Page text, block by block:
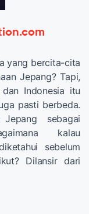
yang bercita-cita
Jepang? Tapi,
Indonesia itu
pasti berbeda.
Jepang sebagai
kalau
sebelum
Dilansir dari